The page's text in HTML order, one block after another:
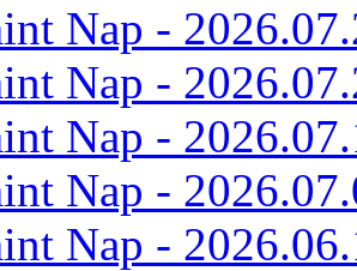
Nap -
Nap -
Nap -
Nap -
Nap -